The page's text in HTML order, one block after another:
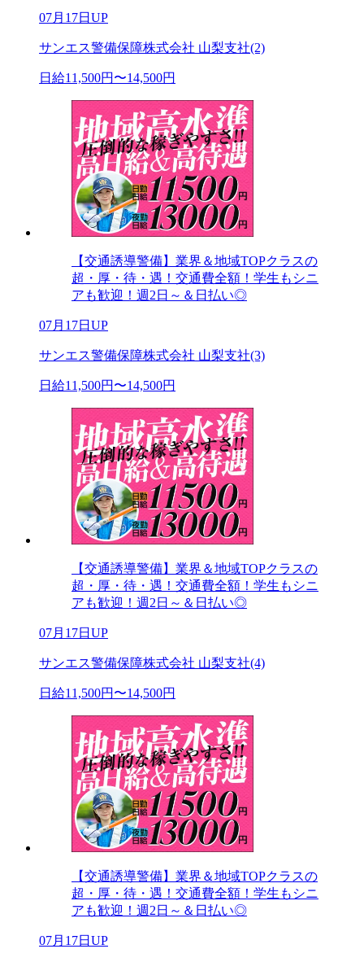
07月17日UP
サンエス警備保障株式会社 山梨支社(2)
日給11,500円〜14,500円
【交通誘導警備】業界＆地域TOPクラスの
超・厚・待・遇！交通費全額！学生もシニ
アも歓迎！週2日～＆日払い◎
07月17日UP
サンエス警備保障株式会社 山梨支社(3)
日給11,500円〜14,500円
【交通誘導警備】業界＆地域TOPクラスの
超・厚・待・遇！交通費全額！学生もシニ
アも歓迎！週2日～＆日払い◎
07月17日UP
サンエス警備保障株式会社 山梨支社(4)
日給11,500円〜14,500円
【交通誘導警備】業界＆地域TOPクラスの
超・厚・待・遇！交通費全額！学生もシニ
アも歓迎！週2日～＆日払い◎
07月17日UP